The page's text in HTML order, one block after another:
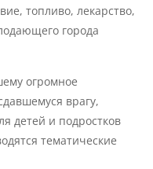
позволит глубоко
в период блокады.
а также модели,
Эти экспонаты
того времени и
город и его жители.
топливо, лекарство,
города
огромное
врагу,
детей и подростков
тематические